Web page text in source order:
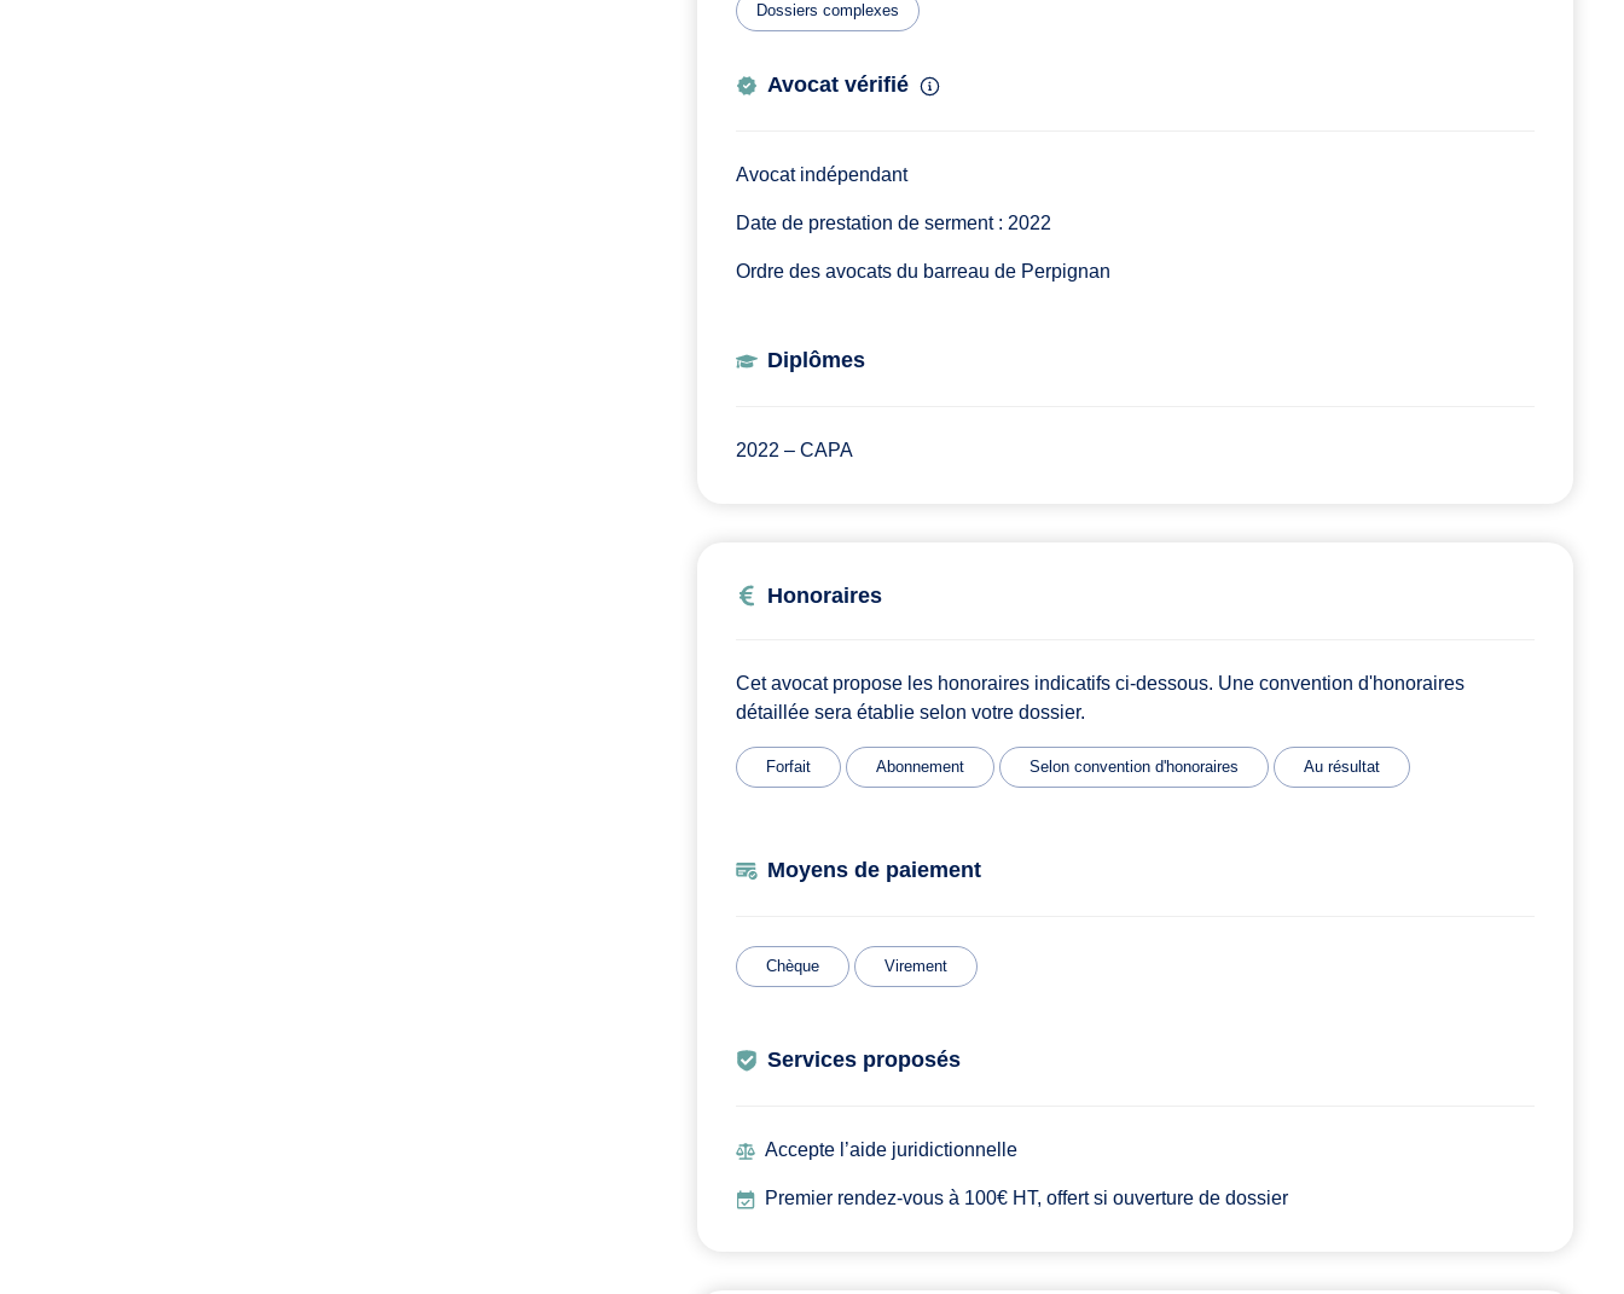
Dossiers complexes
Avocat vérifié
Avocat indépendant
Date de prestation de serment : 2022
Ordre des avocats du barreau de Perpignan
Diplômes
2022 – CAPA
Honoraires
Cet avocat propose les honoraires indicatifs ci-dessous. Une convention d'honoraires
détaillée sera établie selon votre dossier.
Forfait Abonnement Selon convention d'honoraires Au résultat
Moyens de paiement
Chèque Virement
Services proposés
Accepte l’aide juridictionnelle
Premier rendez-vous à 100€ HT, offert si ouverture de dossier